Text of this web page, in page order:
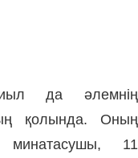
да әлемнің
қолында. Оның
минатасушы, 11